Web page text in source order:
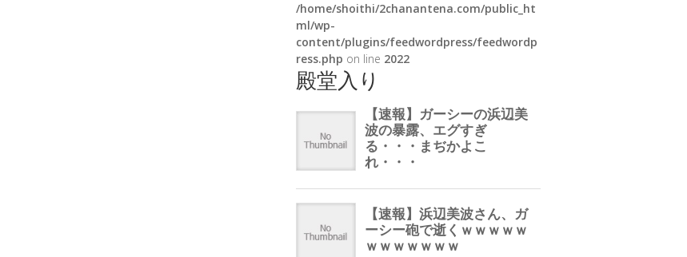
/home/shoithi/2chanantena.com/public_ht
ml/wp-
content/plugins/feedwordpress/feedwordp
ress.php on line 2022
殿堂入り